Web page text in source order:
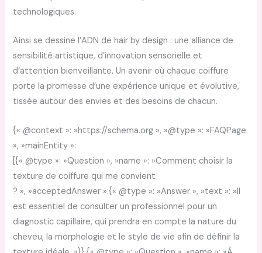
technologiques.
Ainsi se dessine l’ADN de hair by design : une alliance de
sensibilité artistique, d’innovation sensorielle et
d’attention bienveillante. Un avenir où chaque coiffure
porte la promesse d’une expérience unique et évolutive,
tissée autour des envies et des besoins de chacun.
{« @context »: »https://schema.org », »@type »: »FAQPage
», »mainEntity »:
[{« @type »: »Question », »name »: »Comment choisir la
texture de coiffure qui me convient
? », »acceptedAnswer »:{« @type »: »Answer », »text »: »Il
est essentiel de consulter un professionnel pour un
diagnostic capillaire, qui prendra en compte la nature du
cheveu, la morphologie et le style de vie afin de définir la